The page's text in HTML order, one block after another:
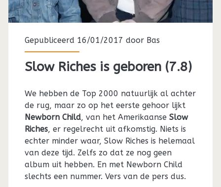
Gepubliceerd 16/01/2017 door Bas
Slow Riches is geboren (7.8)
We hebben de Top 2000 natuurlijk al achter
de rug, maar zo op het eerste gehoor lijkt
Newborn Child, van het Amerikaanse Slow
Riches, er regelrecht uit afkomstig. Niets is
echter minder waar, Slow Riches is helemaal
van deze tijd. Zelfs zo dat ze nog geen
album uit hebben. En met Newborn Child
slechts een nummer. Vers van de pers dus.